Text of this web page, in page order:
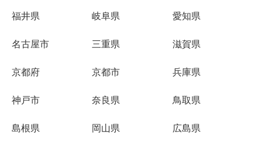
福井県 岐阜県 愛知県
名古屋市 三重県 滋賀県
京都府 京都市 兵庫県
神戸市 奈良県 鳥取県
島根県 岡山県 広島県